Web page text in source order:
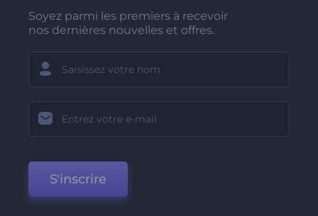
Soyez parmi les premiers à recevoir
nos dernières nouvelles et offres.
S'inscrire